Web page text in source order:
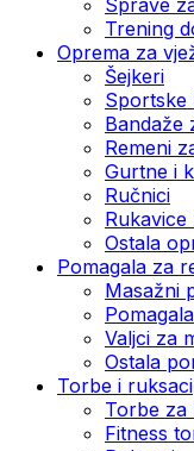
Trening
Oprema za
Šejkeri
Sportske
Bandaže
Remeni
Gurtne i
Ručnici
Rukavice
Ostala
Pomagala za
Masažni
Valjci za
Ostala
Torbe i ruksaci
Torbe za
Fitness